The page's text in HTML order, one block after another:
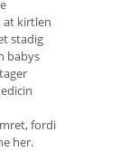
at kirtlen
stadig
babys
fordi
her.